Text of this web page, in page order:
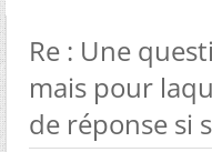
Re : Une
mais pour
de réponse si